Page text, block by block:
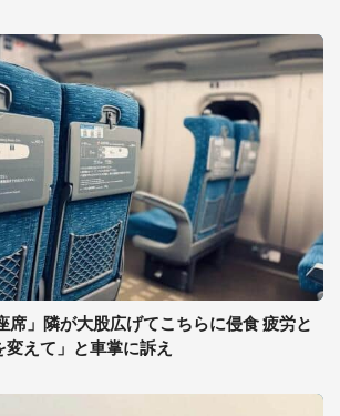
席」隣が大股広げてこちらに侵食 疲労と
えて」と車掌に訴え